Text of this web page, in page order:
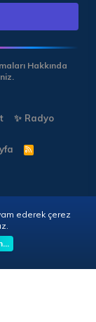
Hakkında
✨ Radyo
R
S
ederek çerez